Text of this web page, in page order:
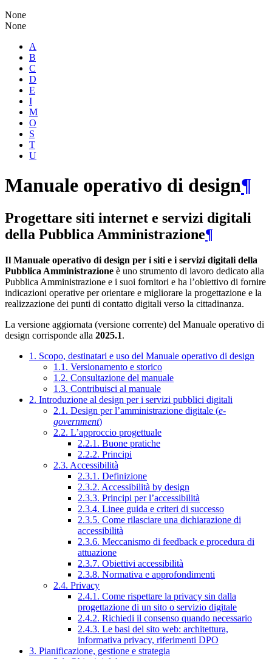
None
None
A
B
C
D
E
I
M
O
S
T
U
Manuale operativo di design¶
Progettare siti internet e servizi digitali
della Pubblica Amministrazione¶
Il Manuale operativo di design per i siti e i servizi digitali della
Pubblica Amministrazione è uno strumento di lavoro dedicato alla
Pubblica Amministrazione e i suoi fornitori e ha l’obiettivo di fornire
indicazioni operative per orientare e migliorare la progettazione e la
realizzazione dei punti di contatto digitali verso la cittadinanza.
La versione aggiornata (versione corrente) del Manuale operativo di
design corrisponde alla 2025.1.
1. Scopo, destinatari e uso del Manuale operativo di design
1.1. Versionamento e storico
1.2. Consultazione del manuale
1.3. Contribuisci al manuale
2. Introduzione al design per i servizi pubblici digitali
2.1. Design per l’amministrazione digitale (e-
government)
2.2. L’approccio progettuale
2.2.1. Buone pratiche
2.2.2. Principi
2.3. Accessibilità
2.3.1. Definizione
2.3.2. Accessibilità by design
2.3.3. Principi per l’accessibilità
2.3.4. Linee guida e criteri di successo
2.3.5. Come rilasciare una dichiarazione di
accessibilità
2.3.6. Meccanismo di feedback e procedura di
attuazione
2.3.7. Obiettivi accessibilità
2.3.8. Normativa e approfondimenti
2.4. Privacy
2.4.1. Come rispettare la privacy sin dalla
progettazione di un sito o servizio digitale
2.4.2. Richiedi il consenso quando necessario
2.4.3. Le basi del sito web: architettura,
informativa privacy, riferimenti DPO
3. Pianificazione, gestione e strategia